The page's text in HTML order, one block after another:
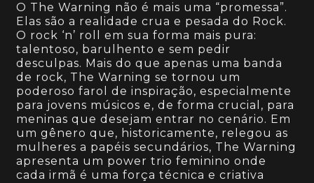
O The Warning não é mais uma “promessa”.
Elas são a realidade crua e pesada do Rock.
O rock ‘n’ roll em sua forma mais pura:
talentoso, barulhento e sem pedir
desculpas. Mais do que apenas uma banda
de rock, The Warning se tornou um
poderoso farol de inspiração, especialmente
para jovens músicos e, de forma crucial, para
meninas que desejam entrar no cenário. Em
um gênero que, historicamente, relegou as
mulheres a papéis secundários, The Warning
apresenta um power trio feminino onde
cada irmã é uma força técnica e criativa